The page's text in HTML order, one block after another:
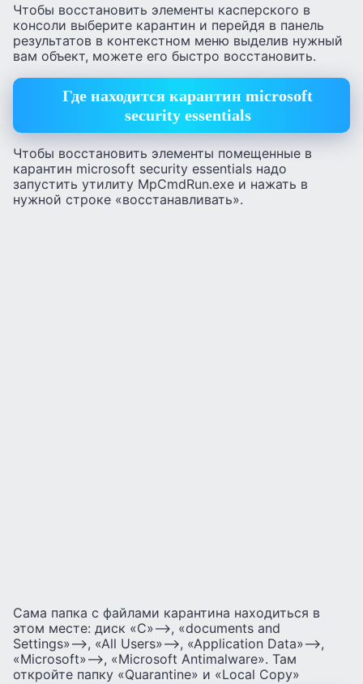
Чтобы восстановить элементы касперского в
консоли выберите карантин и перейдя в панель
результатов в контекстном меню выделив нужный
вам объект, можете его быстро восстановить.
Где находится карантин microsoft
security essentials
Чтобы восстановить элементы помещенные в
карантин microsoft security essentials надо
запустить утилиту MpCmdRun.exe и нажать в
нужной строке «восстанавливать».
Сама папка с файлами карантина находиться в
этом месте: диск «C»—>, «documents and
Settings»—>, «All Users»—>, «Application Data»—>,
«Microsoft»—>, «Microsoft Antimalware». Там
откройте папку «Quarantine» и «Local Copy»